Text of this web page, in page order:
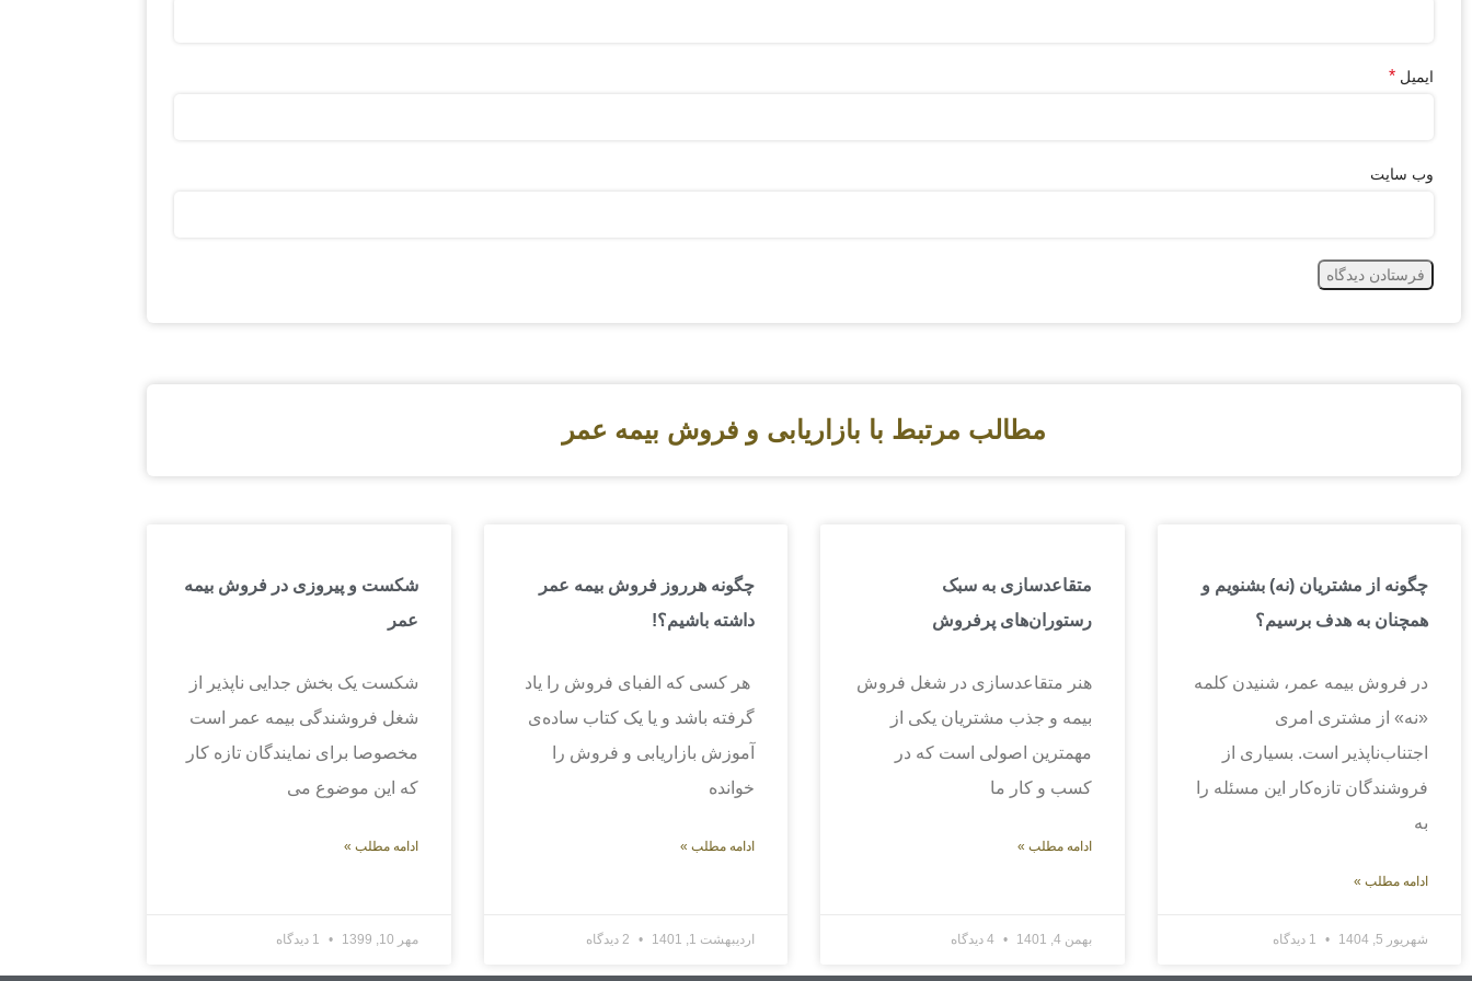
ایمیل *
وب‌ سایت
مطالب مرتبط با بازاریابی و فروش بیمه عمر
چگونه از مشتریان (نه) بشنویم و
همچنان به هدف برسیم؟
در فروش بیمه عمر، شنیدن کلمه
«نه» از مشتری امری
اجتناب‌ناپذیر است. بسیاری از
فروشندگان تازه‌کار این مسئله را
به
ادامه مطلب »
شهریور 5, 1404
متقاعدسازی به سبک
رستوران‌های پرفروش
هنر متقاعدسازی در شغل فروش
بیمه و جذب مشتریان یکی از
مهمترین اصولی است که در
کسب و کار ما
ادامه مطلب »
بهمن 4, 1401
چگونه هرروز فروش بیمه عمر
داشته باشیم؟!
هر کسی که الفبای فروش را یاد
گرفته باشد و یا یک کتاب ساده‌ی
آموزش بازاریابی و فروش را
خوانده
ادامه مطلب »
اردیبهشت 1, 1401
شکست و پیروزی در فروش بیمه
عمر
شکست یک بخش جدایی ناپذیر از
شغل فروشندگی بیمه عمر است
مخصوصا برای نمایندگان تازه کار
که این موضوع می
ادامه مطلب »
مهر 10, 1399